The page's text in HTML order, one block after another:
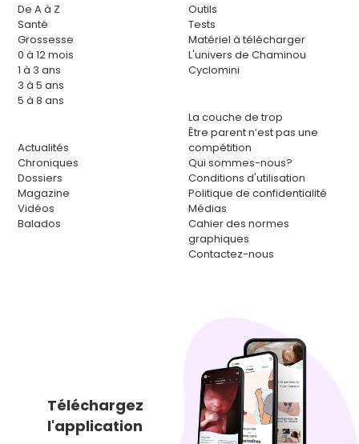
De A à Z
Santé
Grossesse
0 à 12 mois
1 à 3 ans
3 à 5 ans
5 à 8 ans
Actualités
Chroniques
Dossiers
Magazine
Vidéos
Balados
Outils
Tests
Matériel à télécharger
L'univers de Chaminou
Cyclomini
La couche de trop
Être parent n’est pas une
compétition
Qui sommes-nous?
Conditions d'utilisation
Politique de confidentialité
Médias
Cahier des normes
graphiques
Contactez-nous
Téléchargez
l'application